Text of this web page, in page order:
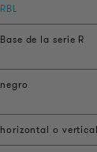
RBL
Base de la serie R
negro
horizontal o vertical